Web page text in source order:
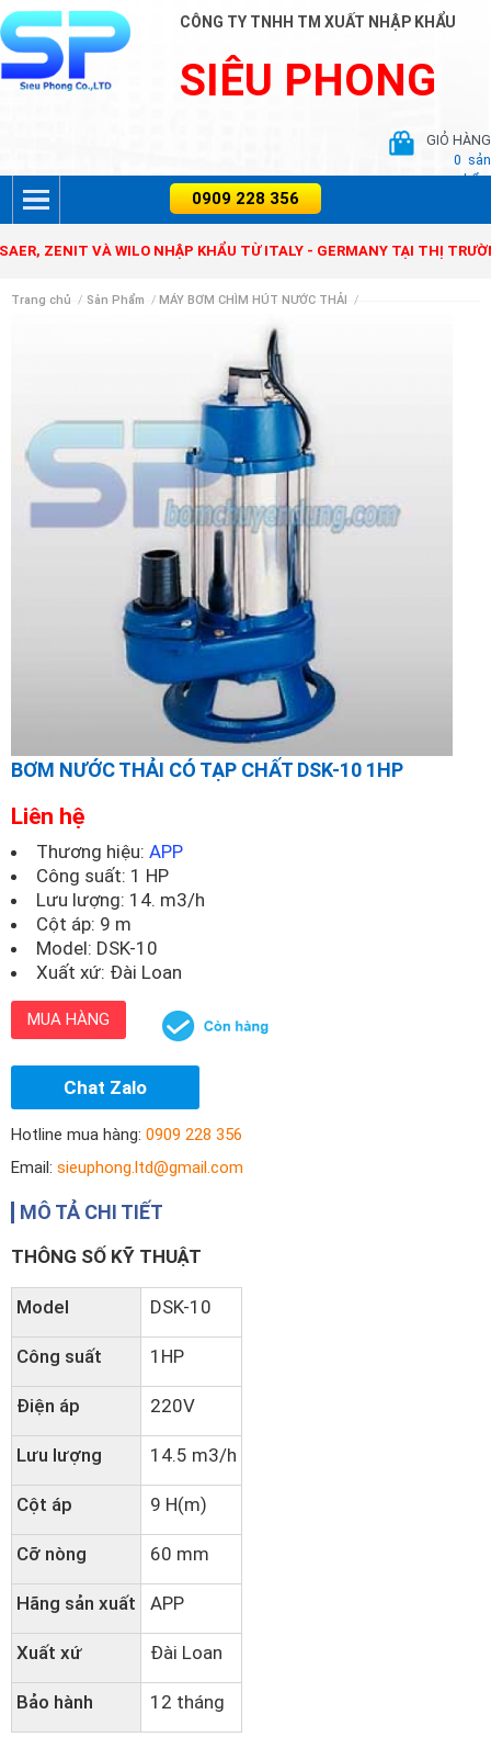
CÔNG TY TNHH TM XUẤT NHẬP KHẨU
SIÊU PHONG
GIỎ HÀNG
0 sản
phẩm
VÀ WILO NHẬP KHẨU TỪ ITALY - GERMANY TẠI THỊ TRƯỜNG
Trang chủ / Sản Phẩm / MÁY BƠM CHÌM HÚT NƯỚC THẢI /
BƠM NƯỚC THẢI CÓ TẠP CHẤT DSK-10 1HP
Liên hệ
Thương hiệu: APP
Công suất: 1 HP
Lưu lượng: 14. m3/h
Cột áp: 9 m
Model: DSK-10
Xuất xứ: Đài Loan
MUA HÀNG
Chat Zalo
Hotline mua hàng: 0909 228 356
Email: sieuphong.ltd@gmail.com
MÔ TẢ CHI TIẾT
THÔNG SỐ KỸ THUẬT
Model DSK-10
Công suất 1HP
Điện áp 220V
Lưu lượng 14.5 m3/h
Cột áp 9 H(m)
Cỡ nòng 60 mm
Hãng sản xuất APP
Xuất xứ Đài Loan
Bảo hành 12 tháng